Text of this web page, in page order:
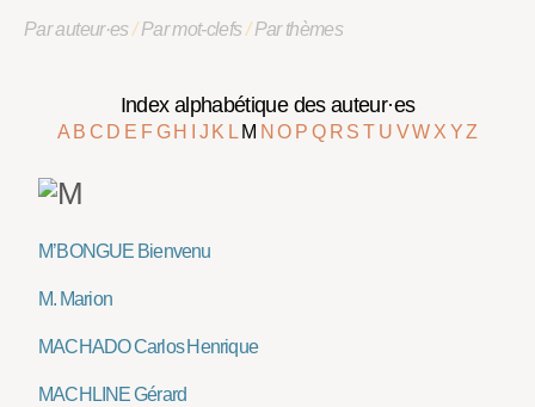
Par auteur·es/Par mot-clefs/Par thèmes
Index alphabétique des auteur·es
A B C D E F G H J K L M NO P Q R ST U VW X YZ
M’BONGUE Bienvenu
M. Marion
MACHADO Carlos Henrique
MACHLINE Gérard